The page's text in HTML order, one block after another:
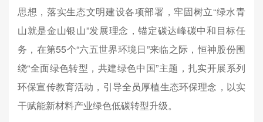
思想，落实生态文明建设各项部署，牢固树立“绿水青
山就是金山银山”发展理念，锚定碳达峰碳中和目标任
务，在第55个“六五世界环境日”来临之际，恒神股份围
绕“全面绿色转型，共建绿色中国”主题，扎实开展系列
环保宣传教育活动，引导全员厚植生态环保理念，以实
干赋能新材料产业绿色低碳转型升级。